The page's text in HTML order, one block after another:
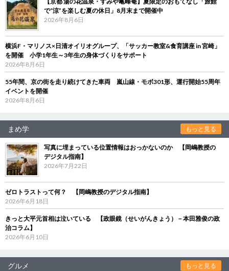
で“涼”を楽しむ夏の休日」8月末まで開催中
2026年8月6日
横浜F・マリノス×日清オイリオグループ、「サッカー教室&食育講座 in 宮崎」
を開催 小学1年生～3年生の身体づくりをサポート
2026年8月6日
55年間、京の街を走り続けてきた車両 嵐山線・モボ301形、運行開始55周年
イベントを開催
2026年8月6日
まめ学 もっと見る
写真に埋まっている位置情報はおっかないのか 【岡嶋教授の
デジタル指南】
2026年7月22日
ゼロトラストって何？ 【岡嶋教授のデジタル指南】
2026年6月18日
きっと大平元首相は泣いている 【政眼鏡（せいがんきょう）－本田雅俊の政
治コラム】
2026年6月10日
グルメ もっと見る